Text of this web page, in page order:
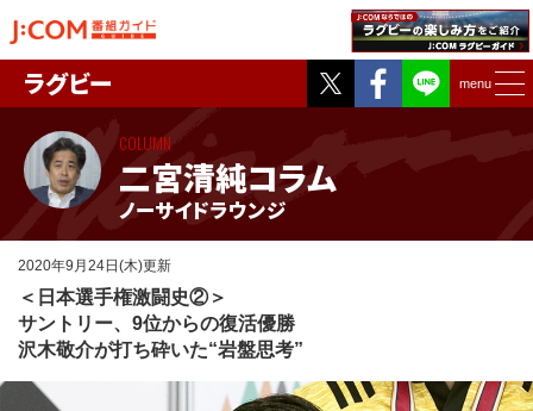
Twitter
Facebook
menu
ラグビー
二宮清純コラム
ノーサイドラウンジ
COLUMN
2020年9月24日(木)更新
＜日本選手権激闘史②＞
サントリー、9位からの復活優勝
沢木敬介が打ち砕いた“岩盤思考”